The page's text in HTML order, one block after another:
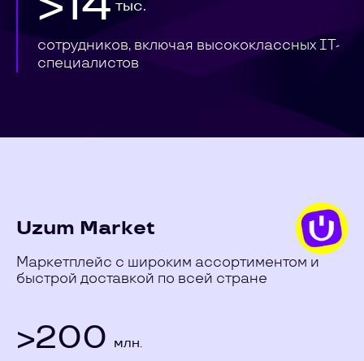
тыс.
сотрудников, включая высококлассных IT-
специалистов
Uzum Market
Маркетплейс с широким ассортиментом и
быстрой доставкой по всей стране
>200 млн.